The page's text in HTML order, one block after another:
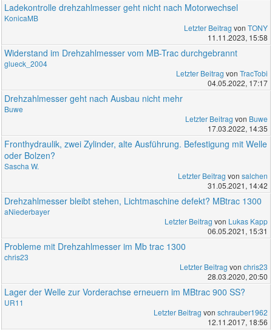
Ladekontrolle drehzahlmesser geht nicht nach Motorwechsel
KonicaMB
Letzter Beitrag von TONY
11.11.2023, 15:58
Widerstand im Drehzahlmesser vom MB-Trac durchgebrannt
glueck_2004
Letzter Beitrag von TracTobi
04.05.2022, 17:17
Drehzahlmesser geht nach Ausbau nicht mehr
Buwe
Letzter Beitrag von Buwe
17.03.2022, 14:35
Fronthydraulik, zwei Zylinder, alte Ausführung. Befestigung mit Welle
oder Bolzen?
Sascha W.
Letzter Beitrag von salchen
31.05.2021, 14:42
Drehzahlmesser bleibt stehen, Lichtmaschine defekt? MBtrac 1300
aNiederbayer
Letzter Beitrag von Lukas Kapp
06.05.2021, 15:31
Probleme mit Drehzahlmesser im Mb trac 1300
chris23
Letzter Beitrag von chris23
28.03.2020, 20:50
Lager der Welle zur Vorderachse erneuern im MBtrac 900 SS?
UR11
Letzter Beitrag von schrauber1962
12.11.2017, 18:56